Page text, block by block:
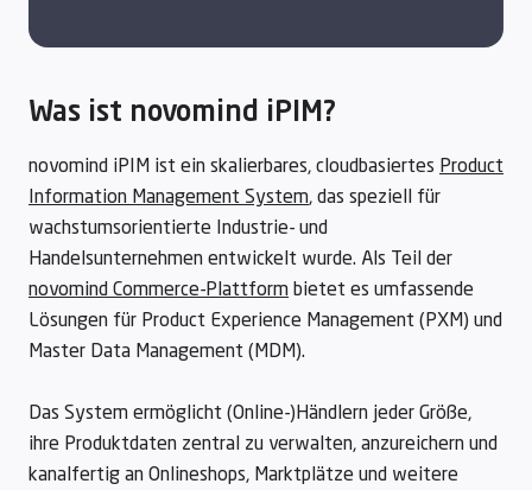
Was ist novomind iPIM?
novomind iPIM ist ein skalierbares, cloudbasiertes Product
Information Management System, das speziell für
wachstumsorientierte Industrie- und
Handelsunternehmen entwickelt wurde. Als Teil der
novomind Commerce-Plattform bietet es umfassende
Lösungen für Product Experience Management (PXM) und
Master Data Management (MDM).
Das System ermöglicht (Online-)Händlern jeder Größe,
ihre Produktdaten zentral zu verwalten, anzureichern und
kanalfertig an Onlineshops, Marktplätze und weitere